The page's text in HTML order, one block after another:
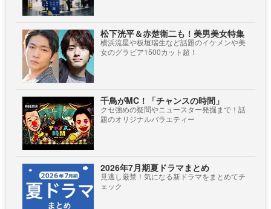
松下洸平＆赤楚衛二も！美男美女特集
横浜流星や板垣瑞生など話題のイケメンや美
女のグラビア1500カット超！
千鳥がMC！「チャンスの時間」
クセ強めの疑問やニュースター発掘まで！話
題のオリジナルバラエティー
2026年7月期夏ドラマまとめ
見逃し厳禁！気になる新ドラマをまとめてチ
ェック